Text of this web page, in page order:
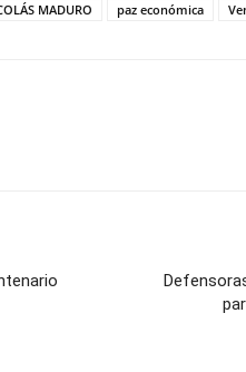
MADURO paz económica